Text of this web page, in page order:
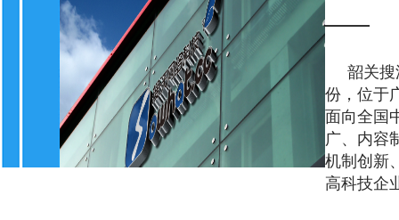
韶关搜
份，位于
面向全国
广、内容
机制创新
高科技企